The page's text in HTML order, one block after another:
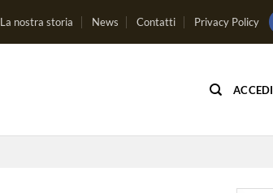
La nostra storia News Contatti Privacy Policy
ACCEDI